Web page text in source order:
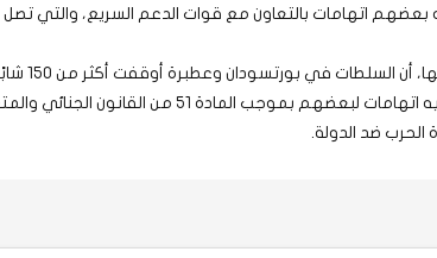
بعضهم اتهامات بالتعاون مع قوات الدعم السريع، والتي تصل
وأوضحت
التجارية، حيث تم توجيه اتهامات لبعضهم بموجب